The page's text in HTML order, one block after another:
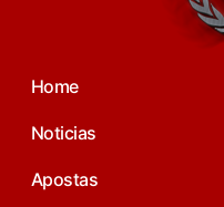
Home
Noticias
Apostas